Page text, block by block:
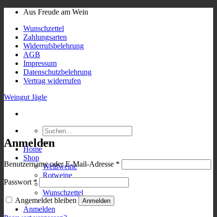
Skip
content
Aus Freude am Wein
Wunschzettel
Zahlungsarten
Widerrufsbelehrung
AGB
Impressum
Datenschutzbelehrung
Vertrag widerrufen
Weingut Jägle
Suchen
nach:
Home
Shop
Weißweine
Rotweine
Wunschzettel
Anmelden
Anmelden
Benutzername oder E-Mail-Adresse *
Passwort *
Angemeldet bleiben Anmelden